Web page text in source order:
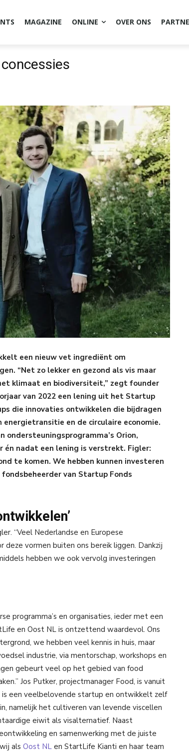
MAGAZINE ONLINE OVER ONS
een nieuw vet ingrediënt om
“Net zo lekker en gezond als vis maar
klimaat en biodiversiteit,” zegt founder
van 2022 een lening uit het Startup
die innovaties ontwikkelen die bijdragen
en de circulaire economie.
ondersteuningsprogramma’s Orion,
nadat een lening is verstrekt. Figler:
te komen. We hebben kunnen investeren
fondsbeheerder van Startup Fonds
“Veel Nederlandse en Europese
deze vormen buiten ons bereik liggen. Dankzij
hebben we ook vervolg investeringen
programma’s en organisaties, ieder met een
en Oost NL is ontzettend waardevol. Ons
we hebben veel kennis in huis, maar
industrie, via mentorschap, workshops en
gebeurt veel op het gebied van food
Jos Putker, projectmanager Food, is vanuit
een veelbelovende startup en ontwikkelt zelf
namelijk het cultiveren van levende viscellen
eiwit als visalternatief. Naast
en samenwerking met de juiste
als Oost NL en StartLife Kianti en haar team